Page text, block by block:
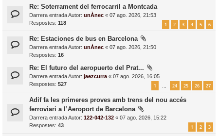
Re: Soterrament del ferrocarril a Montcada
Darrera entrada Autor: unÀnec « 07 ago. 2026, 21:53
Respostes: 118 1 2 3 4 5 6
Re: Estaciones de bus en Barcelona
Darrera entrada Autor: unÀnec « 07 ago. 2026, 21:50
Respostes: 16
Re: El futuro del aeropuerto del Prat...
Darrera entrada Autor: jaezcurra « 07 ago. 2026, 16:05
Respostes: 527 1 24 25 26 27
Adif fa les primeres proves amb trens del nou accés
ferroviari a l’Aeroport de Barcelona
Darrera entrada Autor: 122-042-132 « 07 ago. 2026, 15:22
Respostes: 43 1 2 3